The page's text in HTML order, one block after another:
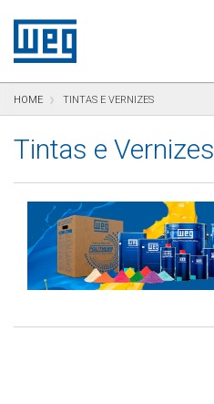
HOME TINTAS E VERNIZES
Tintas e Vernizes